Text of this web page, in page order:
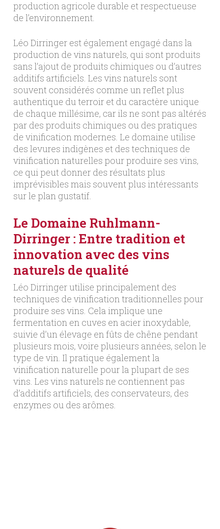
production agricole durable et respectueuse
de l’environnement.
Léo Dirringer est également engagé dans la
production de vins naturels, qui sont produits
sans l’ajout de produits chimiques ou d’autres
additifs artificiels. Les vins naturels sont
souvent considérés comme un reflet plus
authentique du terroir et du caractère unique
de chaque millésime, car ils ne sont pas altérés
par des produits chimiques ou des pratiques
de vinification modernes. Le domaine utilise
des levures indigènes et des techniques de
vinification naturelles pour produire ses vins,
ce qui peut donner des résultats plus
imprévisibles mais souvent plus intéressants
sur le plan gustatif.
Le Domaine Ruhlmann-
Dirringer : Entre tradition et
innovation avec des vins
naturels de qualité
Léo Dirringer utilise principalement des
techniques de vinification traditionnelles pour
produire ses vins. Cela implique une
fermentation en cuves en acier inoxydable,
suivie d’un élevage en fûts de chêne pendant
plusieurs mois, voire plusieurs années, selon le
type de vin. Il pratique également la
vinification naturelle pour la plupart de ses
vins. Les vins naturels ne contiennent pas
d’additifs artificiels, des conservateurs, des
enzymes ou des arômes.